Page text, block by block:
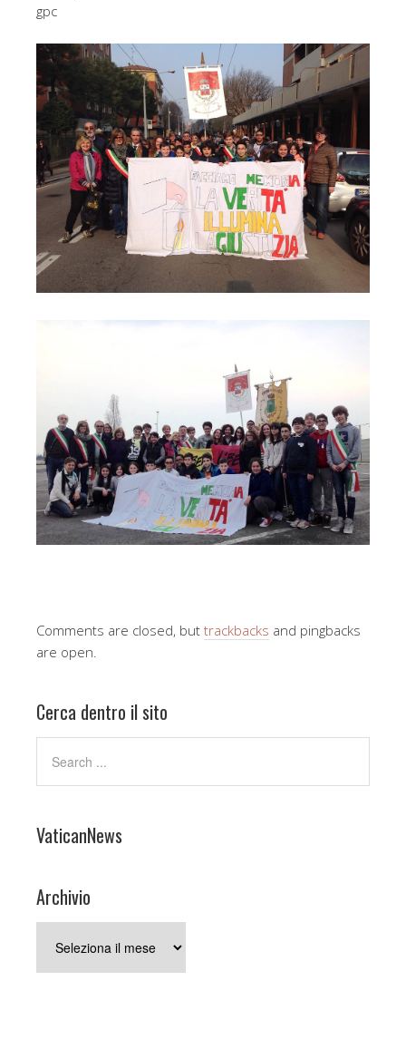
gpc
Comments are closed, but trackbacks and pingbacks
are open.
Cerca dentro il sito
VaticanNews
Archivio